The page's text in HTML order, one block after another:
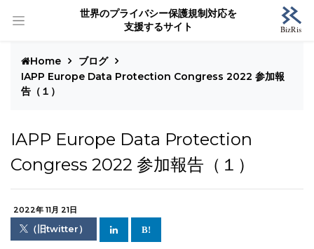
世界のプライバシー保護規制対応を
支援するサイト
Home
ブログ
IAPP Europe Data Protection Congress 2022 参加報
告（１）
IAPP Europe Data Protection
Congress 2022 参加報告（１）
2022年 11月 21日
（旧twitter）